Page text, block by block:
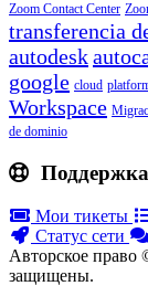
Zoom Contact Center
transferencia
autodesk
google cloud
Workspace
de dominio
Поддержка
Мои тикеты
Статус сети
Авторское право
защищены.